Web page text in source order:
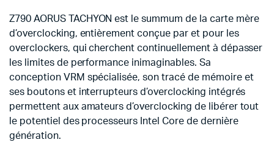
Z790 AORUS TACHYON est le summum de la carte mère
d’overclocking, entièrement conçue par et pour les
overclockers, qui cherchent continuellement à dépasser
les limites de performance inimaginables. Sa
conception VRM spécialisée, son tracé de mémoire et
ses boutons et interrupteurs d’overclocking intégrés
permettent aux amateurs d’overclocking de libérer tout
le potentiel des processeurs Intel Core de dernière
génération.